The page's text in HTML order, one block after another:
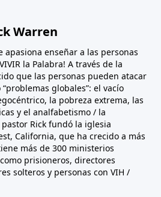
Warren
apasiona enseñar a las personas
la Palabra! A través de la
que las personas pueden atacar
globales”: el vacío
la pobreza extrema, las
y el analfabetismo / la
Rick fundó la iglesia
California, que ha crecido a más
más de 300 ministerios
prisioneros, directores
solteros y personas con VIH /